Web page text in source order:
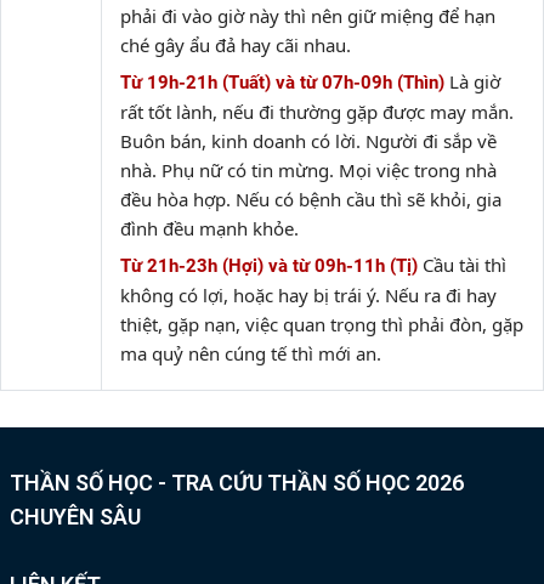
phải đi vào giờ này thì nên giữ miệng để hạn
ché gây ẩu đả hay cãi nhau.
Từ 19h-21h (Tuất) và từ 07h-09h (Thìn) Là giờ
rất tốt lành, nếu đi thường gặp được may mắn.
Buôn bán, kinh doanh có lời. Người đi sắp về
nhà. Phụ nữ có tin mừng. Mọi việc trong nhà
đều hòa hợp. Nếu có bệnh cầu thì sẽ khỏi, gia
đình đều mạnh khỏe.
Từ 21h-23h (Hợi) và từ 09h-11h (Tị) Cầu tài thì
không có lợi, hoặc hay bị trái ý. Nếu ra đi hay
thiệt, gặp nạn, việc quan trọng thì phải đòn, gặp
ma quỷ nên cúng tế thì mới an.
THẦN SỐ HỌC - TRA CỨU THẦN SỐ HỌC 2026
CHUYÊN SÂU